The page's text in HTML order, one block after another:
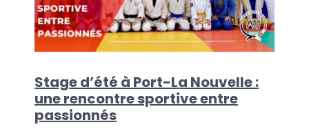
Stage d’été à Port-La Nouvelle :
une rencontre sportive entre
passionnés